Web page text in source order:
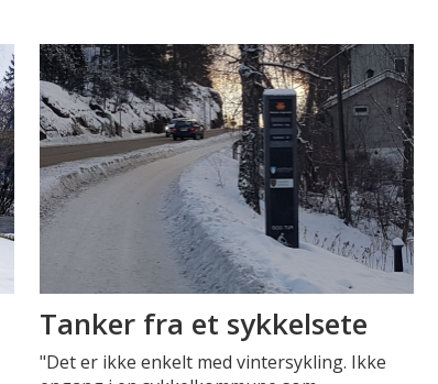
Tanker fra et sykkelsete
"Det er ikke enkelt med vintersykling. Ikke